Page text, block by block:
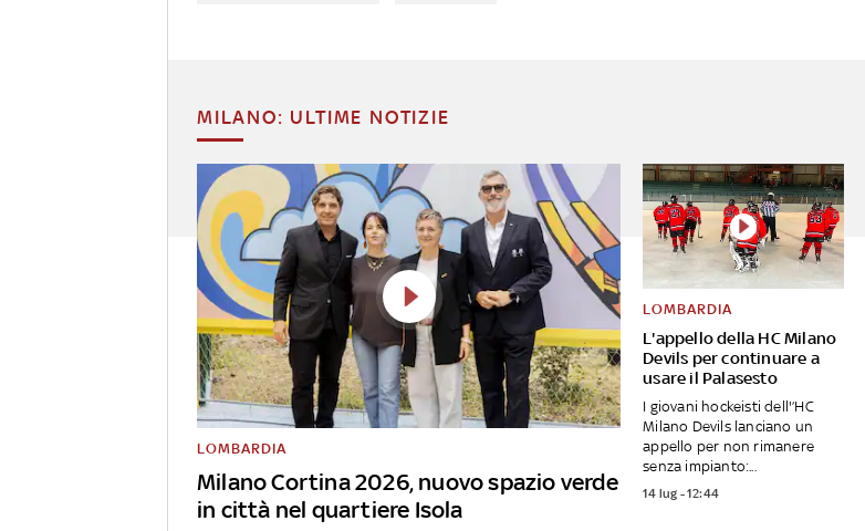
MILANO: ULTIME NOTIZIE
Milano Cortina 2026, nuovo spazio verde
in città nel quartiere Isola
LOMBARDIA
L'appello della HC Milano
Devils per continuare a
usare il Palasesto
LOMBARDIA
I giovani hockeisti dell'’HC
Milano Devils lanciano un
appello per non rimanere
senza impianto:...
14 lug - 12:44